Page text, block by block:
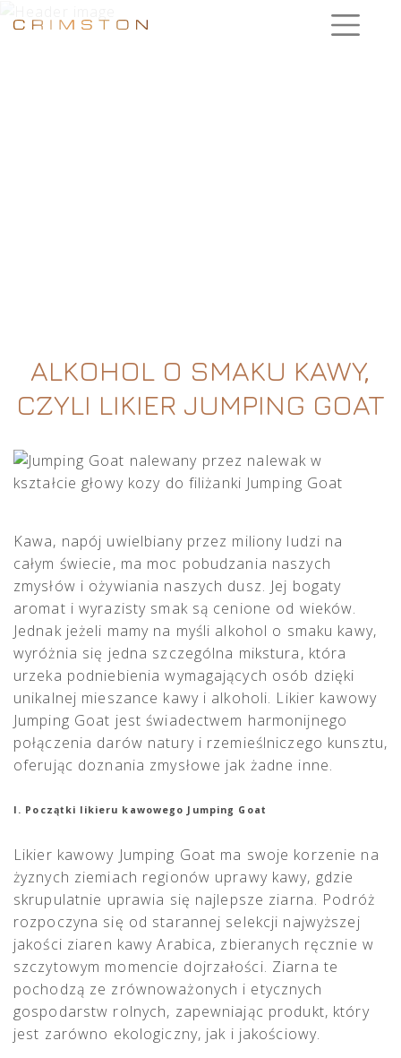
ALKOHOL O SMAKU KAWY,
CZYLI LIKIER JUMPING GOAT
Kawa, napój uwielbiany przez miliony ludzi na
całym świecie, ma moc pobudzania naszych
zmysłów i ożywiania naszych dusz. Jej bogaty
aromat i wyrazisty smak są cenione od wieków.
Jednak jeżeli mamy na myśli alkohol o smaku kawy,
wyróżnia się jedna szczególna mikstura, która
urzeka podniebienia wymagających osób dzięki
unikalnej mieszance kawy i alkoholi. Likier kawowy
Jumping Goat jest świadectwem harmonijnego
połączenia darów natury i rzemieślniczego kunsztu,
oferując doznania zmysłowe jak żadne inne.
I. Początki likieru kawowego Jumping Goat
Likier kawowy Jumping Goat ma swoje korzenie na
żyznych ziemiach regionów uprawy kawy, gdzie
skrupulatnie uprawia się najlepsze ziarna. Podróż
rozpoczyna się od starannej selekcji najwyższej
jakości ziaren kawy Arabica, zbieranych ręcznie w
szczytowym momencie dojrzałości. Ziarna te
pochodzą ze zrównoważonych i etycznych
gospodarstw rolnych, zapewniając produkt, który
jest zarówno ekologiczny, jak i jakościowy.